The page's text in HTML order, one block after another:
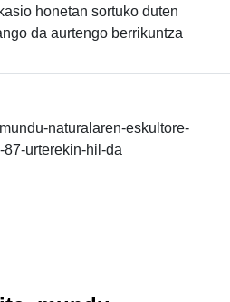
honetan sortuko duten
da aurtengo berrikuntza